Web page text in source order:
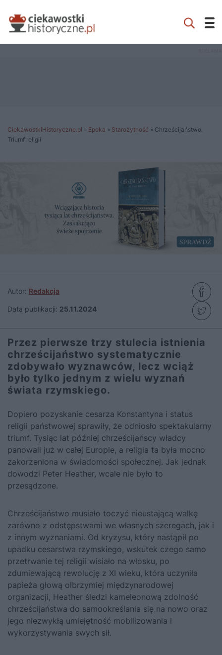
CiekawostkiHistoryczne.pl » Epoka » Starożytność » Chrześcijaństwo.
Triumf religii
Autor: Redakcja
Data publikacji: 25.11.2024
Przez pierwsze trzy stulecia istnienia
chrześcijaństwo systematycznie
zdobywało wyznawców, lecz wciąż
było tylko jednym z wielu wyznań
świata rzymskiego.
Dopiero pozyskanie cesarza Konstantyna i status
religii państwowej sprawiły, że odniosło spektakularny
triumf. Tysiąc lat później chrześcijańscy władcy
panowali już w całej Europie, a religia ta była mocno
zakorzeniona w świadomości społecznej. Jak jednak
dowodzi Peter Heather, wcale nie było to
przesądzone.
Chrześcijaństwo musiało toczyć nieustającą walkę
zarówno z odstępstwami we własnych szeregach, jak i
z innym wyznaniami. Od kryzysu, który nastąpił po
upadku cesarstwa rzymskiego, wskutek czego samo
przetrwanie tej religii wisiało na włosku, po
zdumiewającą rewolucję z XI wieku, która uczyniła
papieża głową olbrzymiej międzynarodowej
organizacji, Heather śledzi kameleonową zdolność
chrześcijaństwa do samookreślania się na nowo oraz
jego niezwykłą umiejętność mobilizowania i
wykorzystywania swych sił.